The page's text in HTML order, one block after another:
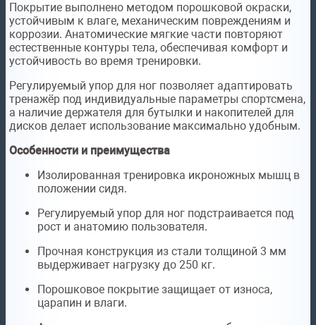
Покрытие выполнено методом порошковой окраски,
устойчивым к влаге, механическим повреждениям и
коррозии. Анатомические мягкие части повторяют
естественные контуры тела, обеспечивая комфорт и
устойчивость во время тренировки.
Регулируемый упор для ног позволяет адаптировать
тренажёр под индивидуальные параметры спортсмена,
а наличие держателя для бутылки и накопителей для
дисков делает использование максимально удобным.
Особенности и преимущества
Изолированная тренировка икроножных мышц в
положении сидя.
Регулируемый упор для ног подстраивается под
рост и анатомию пользователя.
Прочная конструкция из стали толщиной 3 мм
выдерживает нагрузку до 250 кг.
Порошковое покрытие защищает от износа,
царапин и влаги.